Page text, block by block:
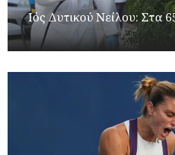
Ιός Δυτικού Νείλου: Στα